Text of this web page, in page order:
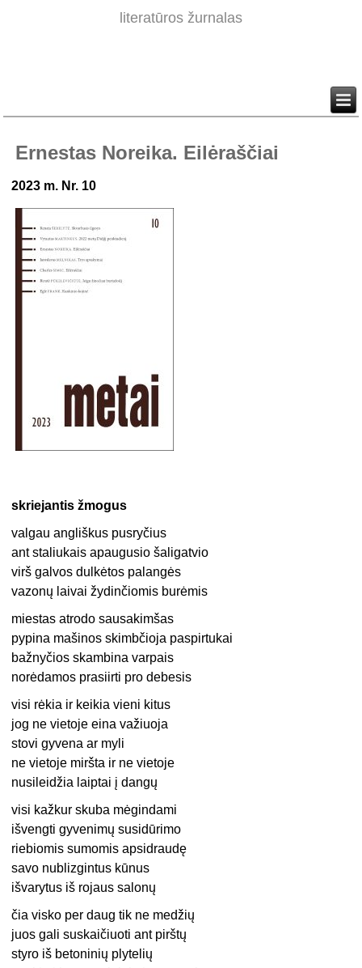
literatūros žurnalas
Ernestas Noreika. Eilėraščiai
2023 m. Nr. 10
skriejantis žmogus
valgau angliškus pusryčius
ant staliukais apaugusio šaligatvio
virš galvos dulkėtos palangės
vazonų laivai žydinčiomis burėmis
miestas atrodo sausakimšas
pypina mašinos skimbčioja paspirtukai
bažnyčios skambina varpais
norėdamos prasiirti pro debesis
visi rėkia ir keikia vieni kitus
jog ne vietoje eina važiuoja
stovi gyvena ar myli
ne vietoje miršta ir ne vietoje
nusileidžia laiptai į dangų
visi kažkur skuba mėgindami
išvengti gyvenimų susidūrimo
riebiomis sumomis apsidraudę
savo nublizgintus kūnus
išvarytus iš rojaus salonų
čia visko per daug tik ne medžių
juos gali suskaičiuoti ant pirštų
styro iš betoninių plytelių